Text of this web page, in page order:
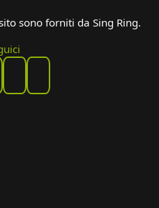
sono forniti da Sing Ring.